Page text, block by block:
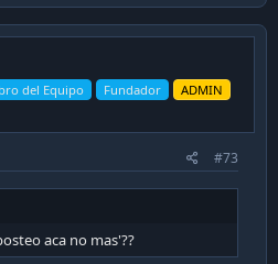
del Equipo Fundador ADMIN
#73
aca no mas'??